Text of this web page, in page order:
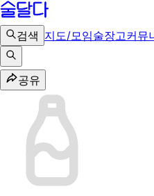
검색 지도/모임술장고커뮤
공유